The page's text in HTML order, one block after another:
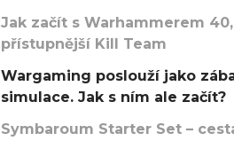
Jak začít s Warhammerem
přístupnější Kill Team
Wargaming poslouží jako
simulace. Jak s ním ale začít?
Symbaroum Starter Set –